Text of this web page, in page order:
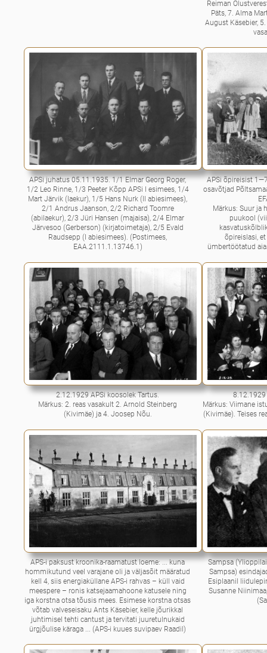
Reiman
Päts, 7. Alma
August Käsebier,
APSi juhatus 05.11.1935. 1/1 Elmar Georg Roger,
1/2 Leo Rinne, 1/3 Peeter Kõpp APSi I esimees, 1/4
Mart Järvik (laekur), 1/5 Hans Nurk (II abiesimees),
2/1 Andrus Jaanson, 2/2 Richard Toomre
(abilaekur), 2/3 Jüri Hansen (majaisa), 2/4 Elmar
Järvesoo (Gerberson) (kirjatoimetaja), 2/5 Evald
Raudsepp (I abiesimees). (Postimees,
EAA.2111.1.13746.1)
APSi õpireisist
osavõtjad
Märkus: Suur ja
puukool
õpireislasi,
ümbertöötatud
2.12.1929 APSi koosolek Tartus.
Märkus: 2. reas vasakult 2. Arnold Steinberg
(Kivimäe) ja 4. Joosep Nõu.
8.12.1929
Märkus: Viimane
(Kivimäe). Teises
APS-i paksust kroonika-raamatust loeme: ... kuna
hommikutund veel varajane oli ja väljasõit määratud
kell 4, siis energiaküllane APS-i rahvas – küll vaid
meespere – ronis katsejaamahoone katusele ning
iga korstna otsa tõusis mees. Esimese korstna otsas
võtab valveseisaku Ants Käsebier, kelle jõurikkal
juhtimisel tehti cantust ja tervitati juuretulnukaid
ürgjõulise käraga ... (APS-i kuues suvipaev Raadil)
Sampsa
Sampsa)
Esiplaanil
Susanne